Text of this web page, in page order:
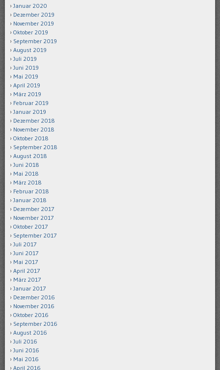
Januar 2020
Dezember 2019
November 2019
Oktober 2019
September 2019
August 2019
Juli 2019
Juni 2019
Mai 2019
April 2019
März 2019
Februar 2019
Januar 2019
Dezember 2018
November 2018
Oktober 2018
September 2018
August 2018
Juni 2018
Mai 2018
März 2018
Februar 2018
Januar 2018
Dezember 2017
November 2017
Oktober 2017
September 2017
Juli 2017
Juni 2017
Mai 2017
April 2017
März 2017
Januar 2017
Dezember 2016
November 2016
Oktober 2016
September 2016
August 2016
Juli 2016
Juni 2016
Mai 2016
April 2016